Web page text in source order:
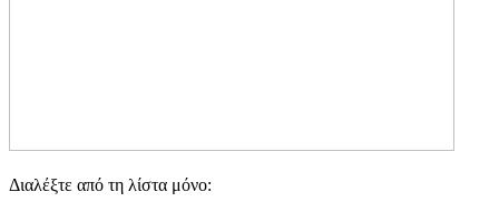
Διαλέξτε από τη λίστα μόνο: